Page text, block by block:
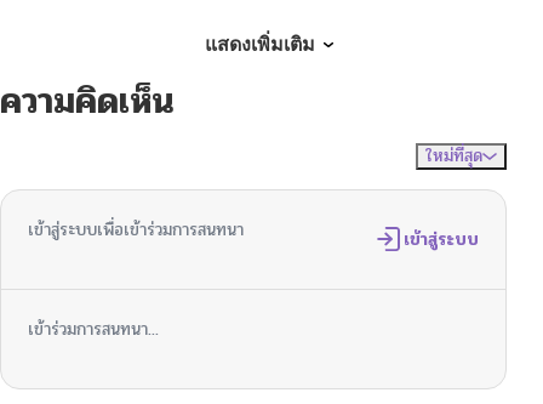
ตอนที่ 206
03/22/2026
ตอนที่ 204 03/20/2026
03/16/2026
แสดงเพิ่มเติม
ความคิดเห็น
ใหม่ที่สุด
เข้าสู่ระบบเพื่อเข้าร่วมการสนทนา เข้าสู่ระบบ
เข้าร่วมการสนทนา...